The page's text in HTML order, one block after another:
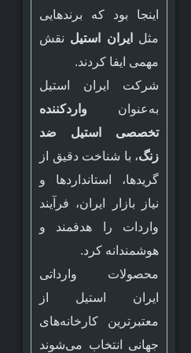
اینجا بود که برندهایی
مثل
ایران استیل نقش
مهمی ایفا کردند.
شرکت ایران استیل
به‌عنوان واردکننده
تخصصی استیل ضد
زنگ، با شناخت دقیق از
گریدها، استانداردها و
نیاز بازار ایران، فرآیند
واردات را هدفمند و
هوشمندانه کرد.
محصولات وارداتی
ایران استیل از
معتبرترین کارخانه‌های
جهانی انتخاب می‌شوند